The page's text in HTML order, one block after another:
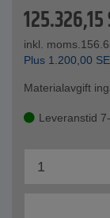
125.326,15
inkl. moms.
Plus 1.200,00
Materialavgift
Leveranstid